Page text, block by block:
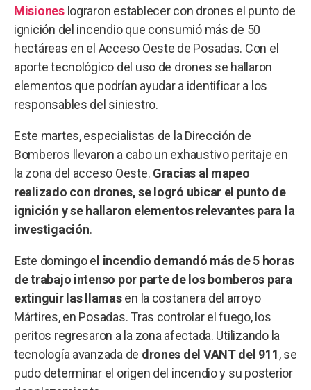
Misioneslograron establecer con drones el punto de
ignición del incendio que consumió más de 50
hectáreas en el Acceso Oeste de Posadas. Con el
aporte tecnológico del uso de drones se hallaron
elementos que podrían ayudar a identificar a los
responsables del siniestro.
Este martes, especialistas de la Dirección de
Bomberos llevaron a cabo un exhaustivo peritaje en
la zona del acceso Oeste. Gracias al mapeo
realizado con drones, se logró ubicar el punto de
ignición y se hallaron elementos relevantes para la
investigación.
Este domingo e l incendio demandó más de 5 horas
de trabajo intenso por parte de los bomberos para
extinguir las llamasen la costanera del arroyo
Mártires, en Posadas. Tras controlar el fuego, los
peritos regresaron a la zona afectada. Utilizando la
tecnología avanzada de drones del VANT del 911, se
pudo determinar el origen del incendio y su posterior